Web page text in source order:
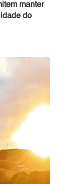
manter
do